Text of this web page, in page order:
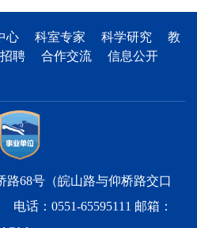
心 科室专家 科学研究
教
聘 合作交流
信息公开
路68号（皖山路与仰桥路交口
话：0551-65595111 邮箱：